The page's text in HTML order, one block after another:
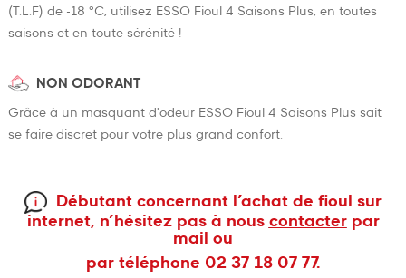
(T.L.F) de -18 °C, utilisez ESSO Fioul 4 Saisons Plus, en toutes
saisons et en toute sérénité !
NON ODORANT
Grâce à un masquant d'odeur ESSO Fioul 4 Saisons Plus sait
se faire discret pour votre plus grand confort.
Débutant concernant l’achat de fioul sur
internet, n’hésitez pas à nous contacterpar
mail ou
par téléphone 02 37 18 07 77.